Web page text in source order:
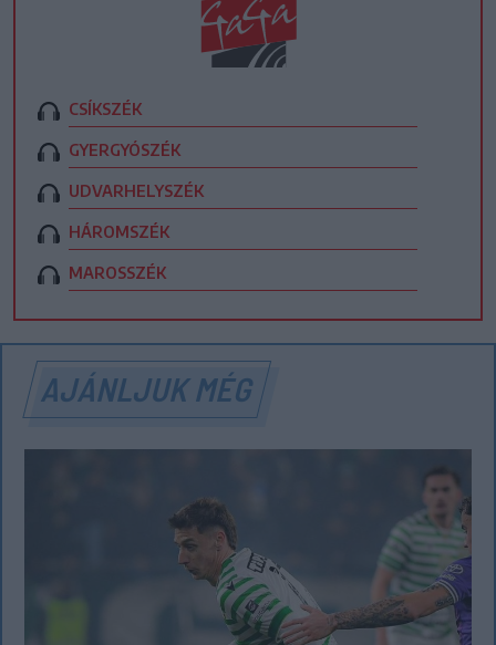
CSÍKSZÉK
GYERGYÓSZÉK
UDVARHELYSZÉK
HÁROMSZÉK
MAROSSZÉK
AJÁNLJUK MÉG